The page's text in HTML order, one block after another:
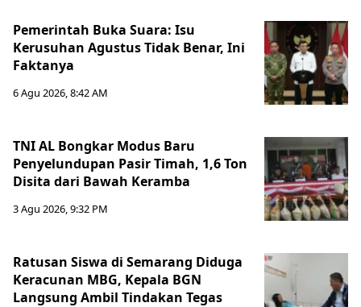
Pemerintah Buka Suara: Isu
Kerusuhan Agustus Tidak Benar, Ini
Faktanya
6 Agu 2026, 8:42 AM
TNI AL Bongkar Modus Baru
Penyelundupan Pasir Timah, 1,6 Ton
Disita dari Bawah Keramba
3 Agu 2026, 9:32 PM
Ratusan Siswa di Semarang Diduga
Keracunan MBG, Kepala BGN
Langsung Ambil Tindakan Tegas